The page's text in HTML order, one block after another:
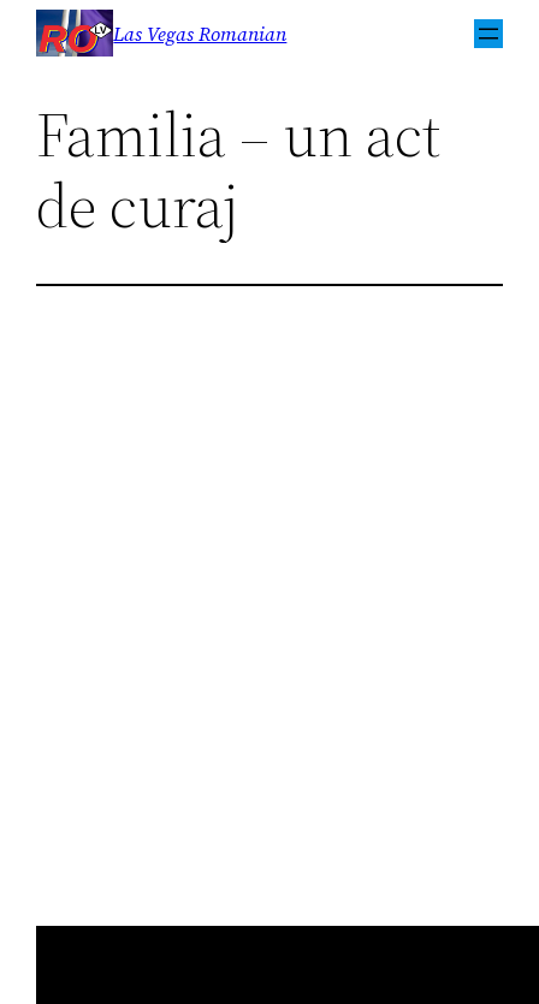
Sari
Las Vegas Romanian
Familia – un act
de curaj